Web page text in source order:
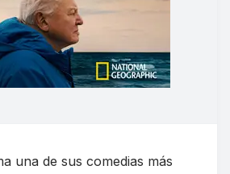
una de sus comedias más